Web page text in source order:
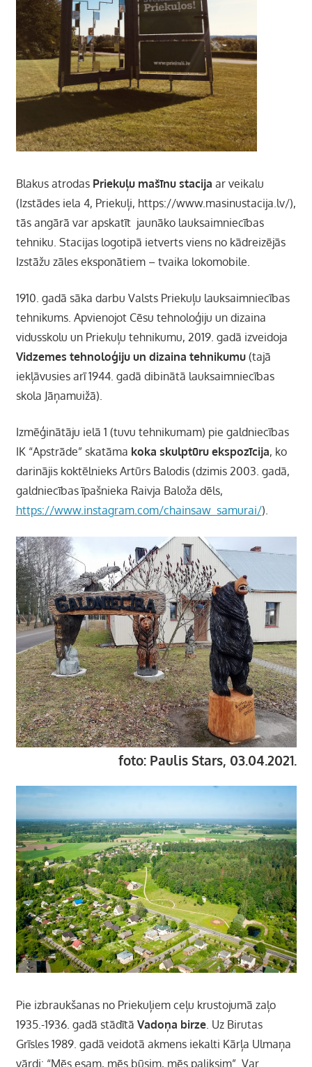
Blakus atrodas Priekuļu mašīnu stacija ar veikalu
(Izstādes iela 4, Priekuļi, https://www.masinustacija.lv/),
tās angārā var apskatīt jaunāko lauksaimniecības
tehniku. Stacijas logotipā ietverts viens no kādreizējās
Izstāžu zāles eksponātiem – tvaika lokomobile.
1910. gadā sāka darbu Valsts Priekuļu lauksaimniecības
tehnikums. Apvienojot Cēsu tehnoloģiju un dizaina
vidusskolu un Priekuļu tehnikumu, 2019. gadā izveidoja
Vidzemes tehnoloģiju un dizaina tehnikumu (tajā
iekļāvusies arī 1944. gadā dibinātā lauksaimniecības
skola Jāņamui­žā).
Izmēģinātāju ielā 1 (tuvu tehnikumam) pie galdniecības
IK “Apstrāde” skatāma koka skulptūru ekspozīcija, ko
darinājis koktēlnieks Artūrs Balodis (dzimis 2003. gadā,
galdniecības īpašnieka Raivja Baloža dēls,
https://www.instagram.com/chainsaw_samurai/).
foto: Paulis Stars, 03.04.2021.
Pie izbraukšanas no Priekuļiem ceļu krustojumā zaļo
1935.-1936. gadā stādītā Vadoņa birze. Uz Birutas
Grīsles 1989. gadā veidotā akmens iekalti Kārļa Ulmaņa
vārdi: “Mēs esam, mēs būsim, mēs paliksim”. Var